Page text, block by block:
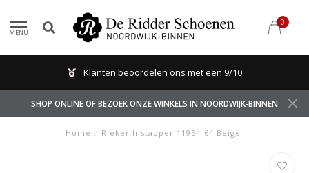
MENU
0
Klanten beoordelen ons met een 9/10
SHOP ONLINE OF BEZOEK ONZE WINKELS IN NOORDWIJK-BINNEN
Home / Rieker Instapper 11954-64 Beige